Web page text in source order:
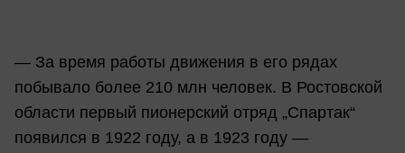
— За время работы движения в его рядах
побывало более 210 млн человек. В Ростовской
области первый пионерский отряд „Спартак“
появился в 1922 году, а в 1923 году —